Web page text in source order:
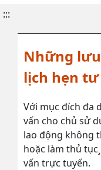
:::
Những
lịch hẹn
Với mục đích đa
vấn cho chủ sử
lao động không
hoặc làm thủ
vấn trực tuyến.